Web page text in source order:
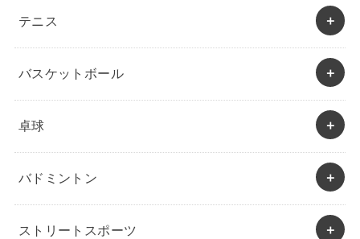
テニス
バスケットボール
卓球
バドミントン
ストリートスポーツ